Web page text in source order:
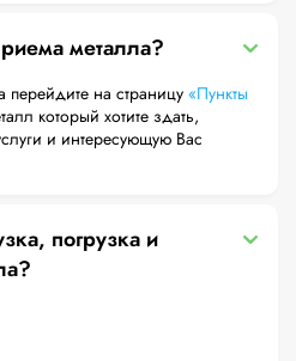
металла?
на страницу «Пункты
который хотите здать,
погрузка и